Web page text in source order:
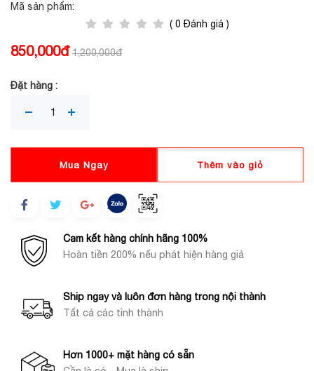
Mã sản phẩm:
( 0 Đánh giá )
850,000đ 1,200,000đ
Đặt hàng :
Mua Ngay Thêm vào giỏ
Cam kết hàng chính hãng 100%
Hoàn tiền 200% nếu phát hiện hàng giả
Ship ngay và luôn đơn hàng trong nội thành
Tất cả các tỉnh thành
Hơn 1000+ mặt hàng có sẵn